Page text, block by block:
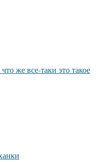
же все-таки это такое